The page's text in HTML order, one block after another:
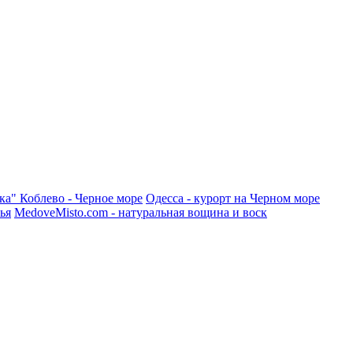
Коблево - Черное море Одесса - курорт на Черном море
MedoveMisto.com - натуральная вощина и воск